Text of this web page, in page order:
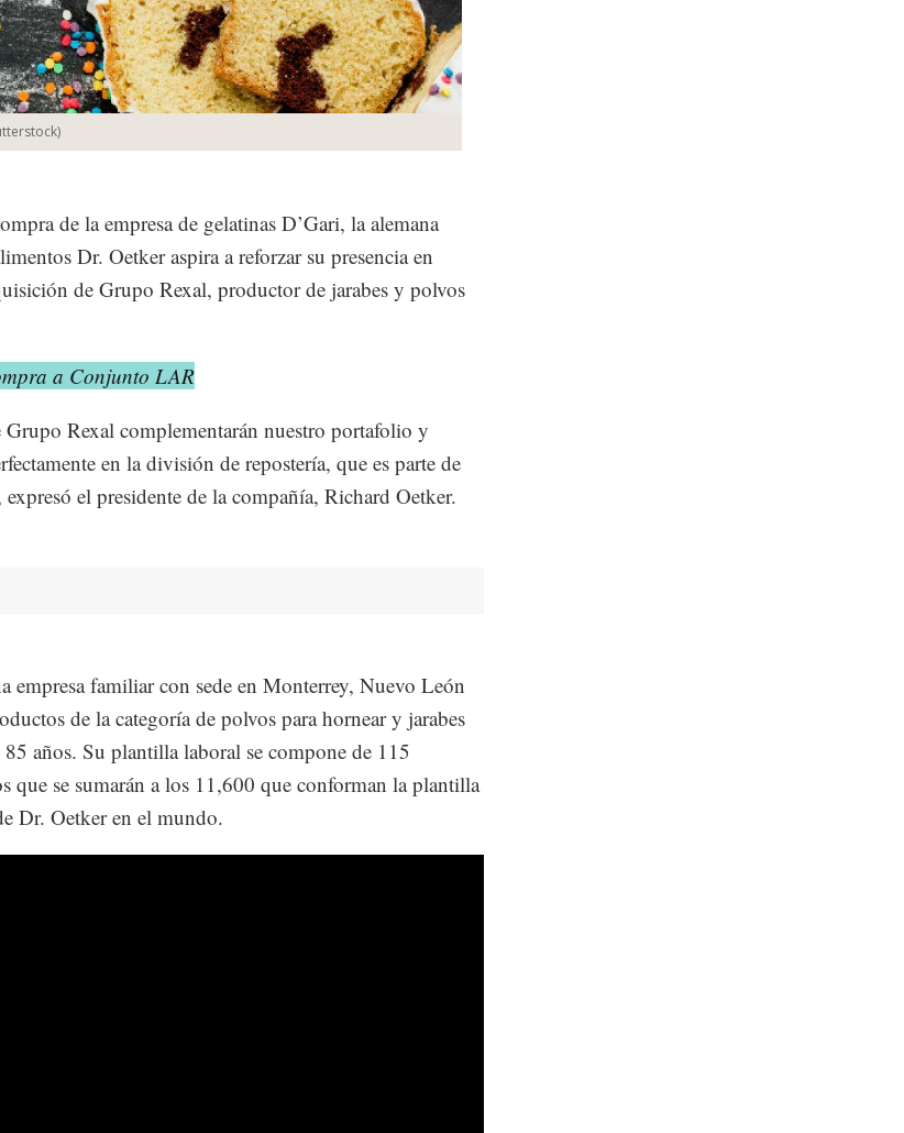
)
de la empresa de gelatinas D’Gari, la alemana
Dr. Oetker aspira a reforzar su presencia en
de Grupo Rexal, productor de jarabes y polvos
a Conjunto LAR
Rexal complementarán nuestro portafolio y
en la división de repostería, que es parte de
expresó el presidente de la compañía, Richard Oetker.
familiar con sede en Monterrey, Nuevo León
de la categoría de polvos para hornear y jarabes
85 años. Su plantilla laboral se compone de 115
que se sumarán a los 11,600 que conforman la plantilla
Dr. Oetker en el mundo.